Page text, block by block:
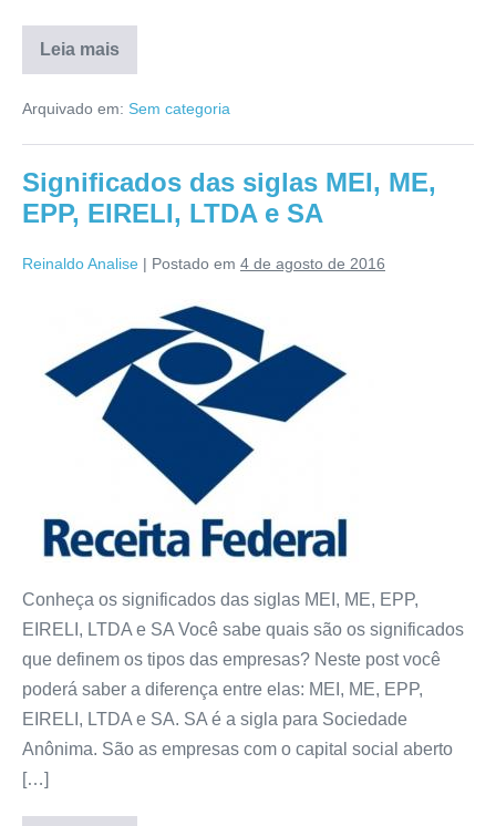
Leia mais
Arquivado em: Sem categoria
Significados das siglas MEI, ME,
EPP, EIRELI, LTDA e SA
Reinaldo Analise | Postado em 4 de agosto de 2016
Conheça os significados das siglas MEI, ME, EPP,
EIRELI, LTDA e SA Você sabe quais são os significados
que definem os tipos das empresas? Neste post você
poderá saber a diferença entre elas: MEI, ME, EPP,
EIRELI, LTDA e SA. SA é a sigla para Sociedade
Anônima. São as empresas com o capital social aberto
[…]